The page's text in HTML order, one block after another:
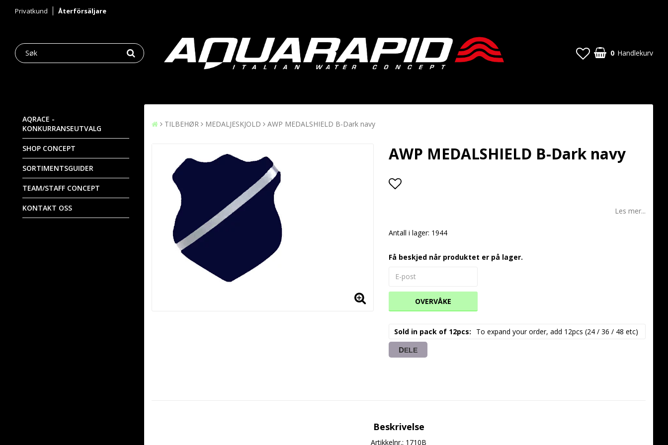
Privatkund Återförsäljare
0 Handlekurv
AQRACE -
KONKURRANSEUTVALG
SHOP CONCEPT
SORTIMENTSGUIDER
TEAM/STAFF CONCEPT
KONTAKT OSS
TILBEHØR MEDALJESKJOLD AWP MEDALSHIELD B-Dark navy
AWP MEDALSHIELD B-Dark navy
Les mer...
Antall i lager: 1944
Få beskjed når produktet er på lager.
OVERVÅKE
Sold in pack of 12pcs To expand your order, add 12pcs (24 / 36 / 48 etc)
DELE
Beskrivelse
Artikkelnr.: 1710B